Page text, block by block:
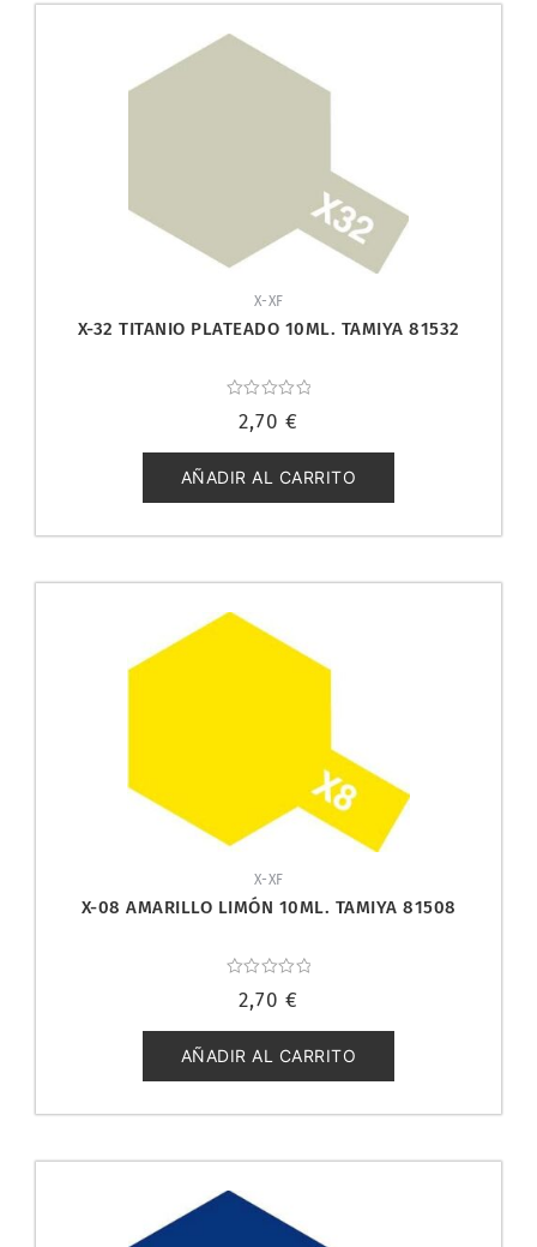
X-XF
X-32 TITANIO PLATEADO 10ML. TAMIYA 81532
con
de
5
2,70 €
AÑADIR AL CARRITO
X-XF
X-08 AMARILLO LIMÓN 10ML. TAMIYA 81508
con
de
5
2,70 €
AÑADIR AL CARRITO